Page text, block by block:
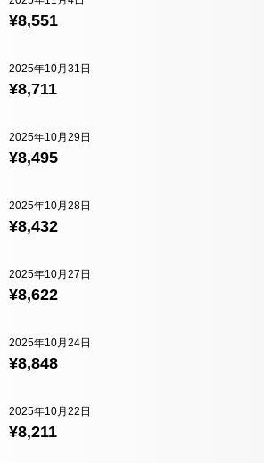
¥8,551
¥8,711
2025年10月31日
¥8,495
2025年10月29日
¥8,432
2025年10月28日
¥8,622
2025年10月27日
¥8,848
2025年10月24日
¥8,211
2025年10月22日